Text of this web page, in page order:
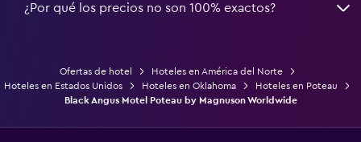
¿Por qué los precios no son 100% exactos?
Ofertas de hotel
Hoteles en América del Norte
Hoteles en Estados Unidos
Hoteles en Oklahoma
Hoteles en Poteau
Black Angus Motel Poteau by Magnuson Worldwide